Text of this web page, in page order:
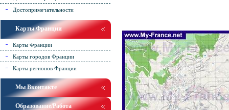
Достопримечательности
Карты Франции
Карты Франции
Карты городов Франции
Карты регионов Франции
Мы Вконтакте
Образование/Работа